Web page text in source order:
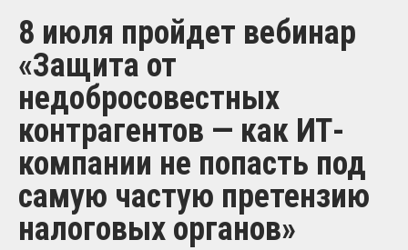
8 июля пройдет вебинар
«Защита от
недобросовестных
контрагентов — как ИТ-
компании не попасть под
самую частую претензию
налоговых органов»